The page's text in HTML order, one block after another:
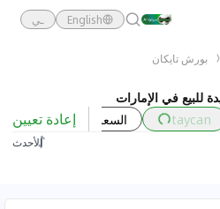
English ـي
بورش تايكان
taycan السعر السنة
إعادة تعيين
الأحدث